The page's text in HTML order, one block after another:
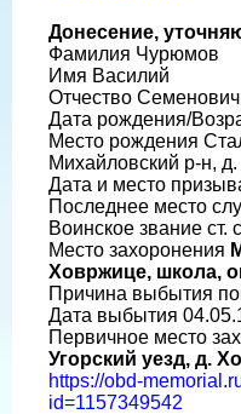
Донесение,
Фамилия Чурюмов
Имя Василий
Отчество
Дата рождения/
Место рождения
Михайловский р-н,
Дата и место
Последнее место
Воинское звание ст.
Место захоронения
Ховржице, школа,
Причина выбытия
Дата выбытия
Первичное место
Угорский уезд, д.
https://obd-
id=1157349542